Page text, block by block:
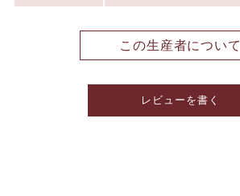
この生産者について
レビューを書く